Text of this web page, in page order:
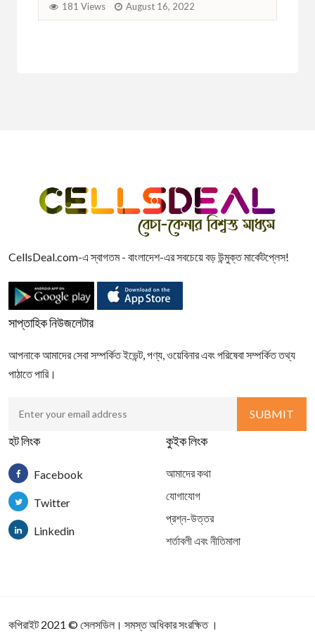
181 Views August 16, 2022
CellsDeal.com-এ স্বাগতম - বাংলাদেশ-এর সবচেয়ে বড় উন্মুক্ত মার্কেটপ্লেস!
সাপ্তাহিক নিউজলেটার
আপনাকে আমাদের সেবা সম্পর্কিত ইভেন্ট, পণ্য, ওয়েবিনার এবং পরিষেবা সম্পর্কিত তথ্য
পাঠাতে পারি।
হট লিংক
Facebook
Twitter
Linkedin
কুইক লিংক
আমাদের কথা
যোগাযোগ
প্রশ্ন-উত্তর
শর্তাবলী এবং নীতিমালা
কপিরাইট 2021 © সেলসডিল । সমস্ত অধিকার সংরক্ষিত ।